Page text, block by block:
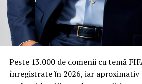
Rotația rapidă a
materiale rezistente
Spre diferență de o locuință
trece printr-un ciclu de utilizare
Peste 13.000 de domenii cu temă
înregistrate ȋn 2026, iar aproximativ